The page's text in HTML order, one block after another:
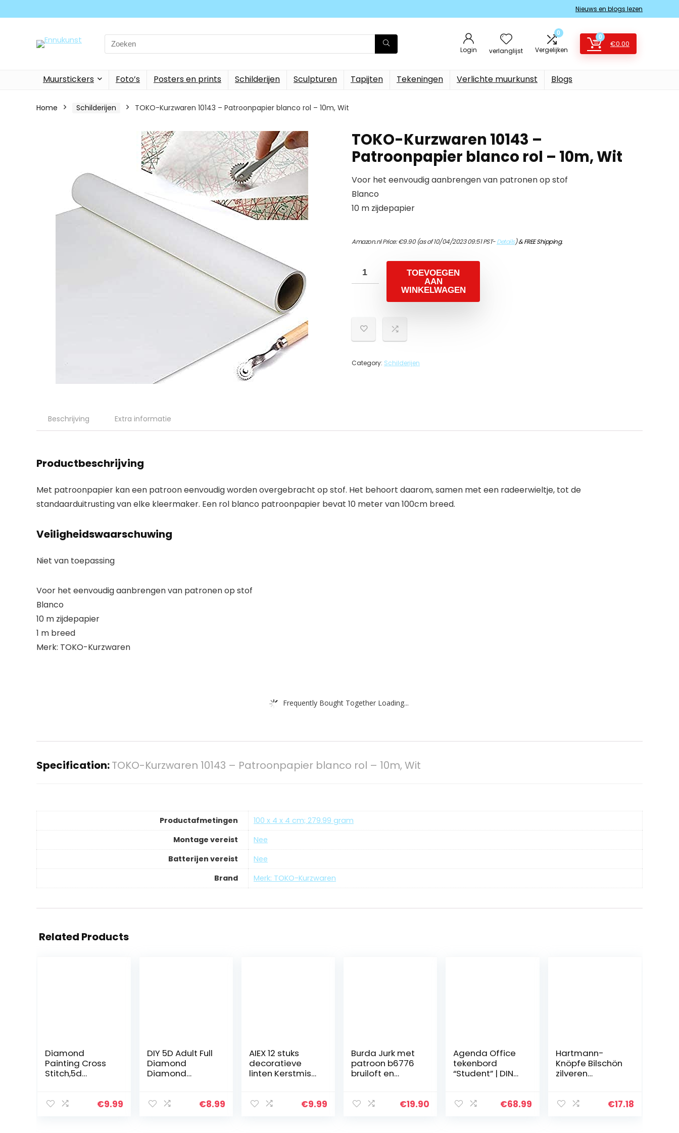
Nieuws en blogs lezen
Search
for:
Login verlanglijst
0
Vergelijken
0
€0.00
Muurstickers Foto’s Posters en prints Schilderijen Sculpturen Tapijten Tekeningen Verlichte muurkunst Blogs
Home Schilderijen TOKO-Kurzwaren 10143 – Patroonpapier blanco rol – 10m, Wit
TOKO-Kurzwaren 10143 –
Patroonpapier blanco rol – 10m, Wit
Voor het eenvoudig aanbrengen van patronen op stof
Blanco
10 m zijdepapier
Amazon.nl Price:€9.90(as of 10/04/2023 09:51 PST-Details)&FREE Shipping.
TOEVOEGEN
AAN
WINKELWAGEN
Category: Schilderijen
Beschrijving Extra informatie
Productbeschrijving
Met patroonpapier kan een patroon eenvoudig worden overgebracht op stof. Het behoort daarom, samen met een radeerwieltje, tot de
standaarduitrusting van elke kleermaker. Een rol blanco patroonpapier bevat 10 meter van 100cm breed.
Veiligheidswaarschuwing
Niet van toepassing
Voor het eenvoudig aanbrengen van patronen op stof
Blanco
10 m zijdepapier
1 m breed
Merk: TOKO-Kurzwaren
Frequently Bought Together Loading...
Specification:TOKO-Kurzwaren 10143 – Patroonpapier blanco rol – 10m, Wit
Productafmetingen
‎100 x 4 x 4 cm; 279.99 gram
Montage vereist
‎Nee
Batterijen vereist
‎Nee
Brand
Merk: TOKO-Kurzwaren
Related Products
Diamond
Painting Cross
Stitch,5d
dad and Kid,DIY
€9.99
DIY 5D Adult Full
Diamond
Diamond
Rhinestone
€8.99
AIEX 12 stuks
decoratieve
linten Kerstmis
cadeaulint
€9.99
Burda Jurk met
patroon b6776
bruiloft en
€19.90
Agenda Office
tekenbord
“Student” | DIN
accessoires |
€68.99
Hartmann-
Knöpfe Bilschön
zilveren
Dirndl gesp
€17.18